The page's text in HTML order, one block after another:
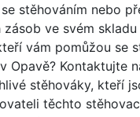
se stěhováním nebo
ve svém skladu
vám pomůžou se
Opavě? Kontaktujte
stěhováky, kteří
těchto